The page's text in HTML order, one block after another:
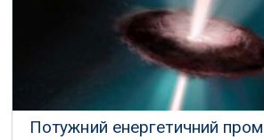
Потужний енергетичний